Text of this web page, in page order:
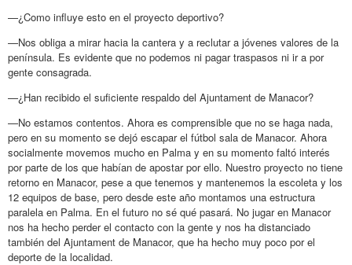
—¿Como influye esto en el proyecto deportivo?
—Nos obliga a mirar hacia la cantera y a reclutar a jóvenes valores de la
península. Es evidente que no podemos ni pagar traspasos ni ir a por
gente consagrada.
—¿Han recibido el suficiente respaldo del Ajuntament de Manacor?
—No estamos contentos. Ahora es comprensible que no se haga nada,
pero en su momento se dejó escapar el fútbol sala de Manacor. Ahora
socialmente movemos mucho en Palma y en su momento faltó interés
por parte de los que habían de apostar por ello. Nuestro proyecto no tiene
retorno en Manacor, pese a que tenemos y mantenemos la escoleta y los
12 equipos de base, pero desde este año montamos una estructura
paralela en Palma. En el futuro no sé qué pasará. No jugar en Manacor
nos ha hecho perder el contacto con la gente y nos ha distanciado
también del Ajuntament de Manacor, que ha hecho muy poco por el
deporte de la localidad.